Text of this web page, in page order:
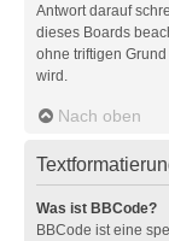
Antwort darauf
dieses Boards
ohne triftigen
wird.
Nach oben
Was ist BBCode?
BBCode ist eine